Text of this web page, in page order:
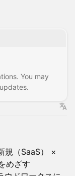
You may
規（SaaS） ×
めざす